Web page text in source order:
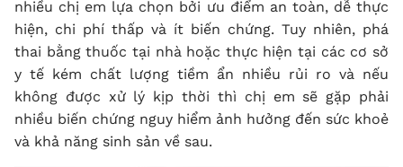
nhiều chị em lựa chọn bởi ưu điểm an toàn, dễ thực
hiện, chi phí thấp và ít biến chứng. Tuy nhiên, phá
thai bằng thuốc tại nhà hoặc thực hiện tại các cơ sở
y tế kém chất lượng tiềm ẩn nhiều rủi ro và nếu
không được xử lý kịp thời thì chị em sẽ gặp phải
nhiều biến chứng nguy hiểm ảnh hưởng đến sức khoẻ
và khả năng sinh sản về sau.